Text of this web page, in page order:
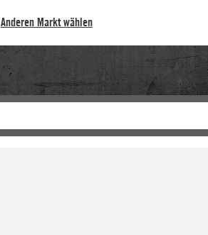
Anderen Markt wählen